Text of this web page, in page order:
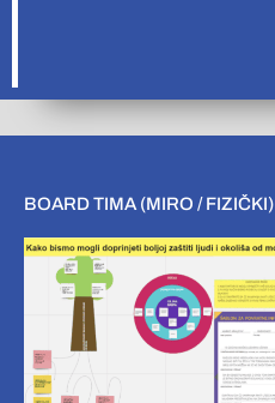
BOARD TIMA (MIRO / FIZIČKI)